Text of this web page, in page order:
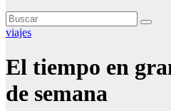
viajes
El tiempo en
de semana